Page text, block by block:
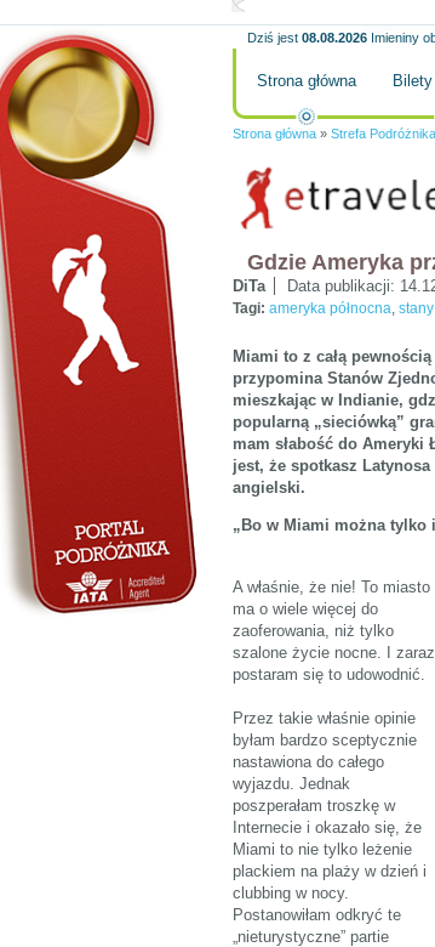
Dziś jest 08.08.2026 Imieniny
Strona główna
Strona główna » Strefa Podróżnika
Gdzie Ameryka
DiTa Data publikacji:
Tagi: ameryka północna,
Miami to z całą
przypomina Stanów
mieszkając w Indianie,
popularną „sieciówką”
mam słabość do
jest, że spotkasz
angielski.
„Bo w Miami można tylko
A właśnie, że nie! To miasto
ma o wiele więcej do
zaoferowania, niż tylko
szalone życie nocne. I zaraz
postaram się to udowodnić.
Przez takie właśnie opinie
byłam bardzo sceptycznie
nastawiona do całego
wyjazdu. Jednak
poszperałam troszkę w
Internecie i okazało się, że
Miami to nie tylko leżenie
plackiem na plaży w dzień i
clubbing w nocy.
Postanowiłam odkryć te
„nieturystyczne” partie